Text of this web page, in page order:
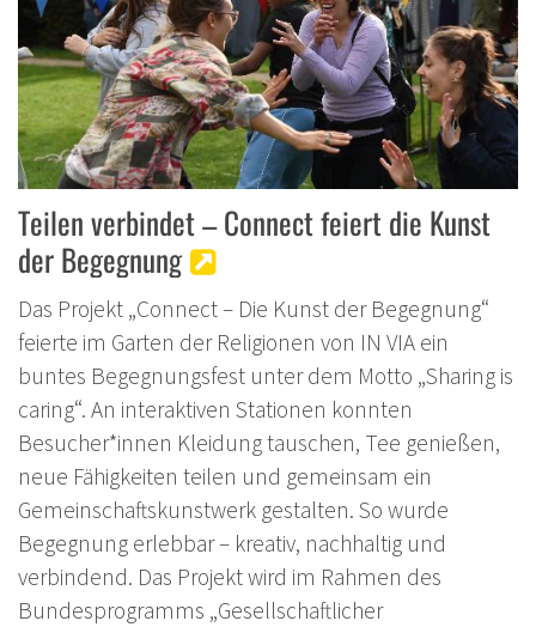
Teilen verbindet – Connect feiert die Kunst
der Begegnung
Das Projekt „Connect – Die Kunst der Begegnung“
feierte im Garten der Religionen von IN VIA ein
buntes Begegnungsfest unter dem Motto „Sharing is
caring“. An interaktiven Stationen konnten
Besucher*innen Kleidung tauschen, Tee genießen,
neue Fähigkeiten teilen und gemeinsam ein
Gemeinschaftskunstwerk gestalten. So wurde
Begegnung erlebbar – kreativ, nachhaltig und
verbindend. Das Projekt wird im Rahmen des
Bundesprogramms „Gesellschaftlicher